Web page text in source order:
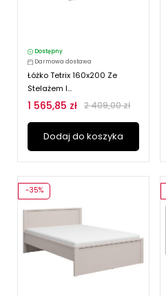
Dostępny
Darmowa dostawa
Łóżko Tetrix 160x200 Ze
Stelażem I...
1 565,85 zł 2 409,00 zł
Dodaj do koszyka
-35%